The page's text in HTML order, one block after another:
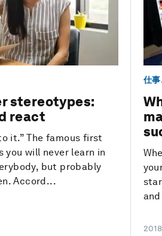
stereotypes:
react
it.” The famous first
you will never learn in
but probably
Accord...
仕